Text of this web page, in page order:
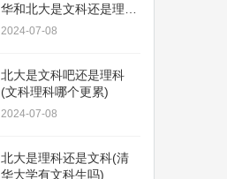
华和北大是文科还是理
科)
2024-07-08
北大是文科吧还是理科
(文科理科哪个更累)
2024-07-08
北大是理科还是文科(清
华大学有文科生吗)